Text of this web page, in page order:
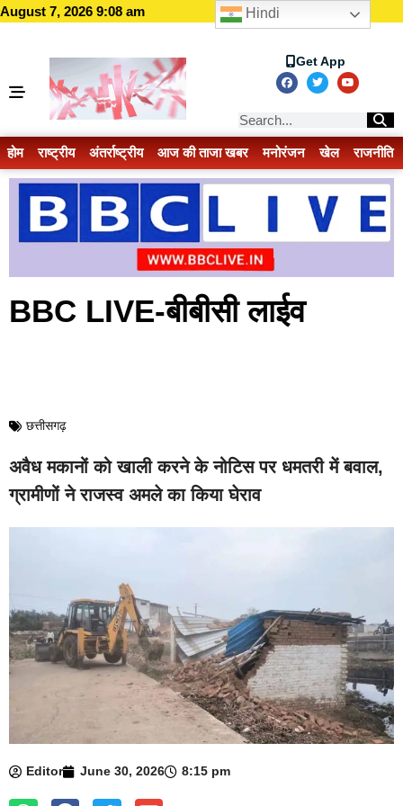
August 7, 2026 9:08 am
Get App
होम राष्ट्रीय अंतर्राष्ट्रीय आज की ताजा खबर मनोरंजन खेल राजनीति
BBC LIVE-बीबीसी लाईव
छत्तीसगढ़
अवैध मकानों को खाली करने के नोटिस पर धमतरी में बवाल,
ग्रामीणों ने राजस्व अमले का किया घेराव
Editor June 30, 2026 8:15 pm
Hindi